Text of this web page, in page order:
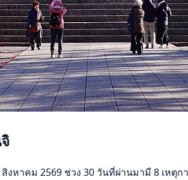
งหาคม 2569 ช่วง 30 วันที่ผ่านมามี 8 เห